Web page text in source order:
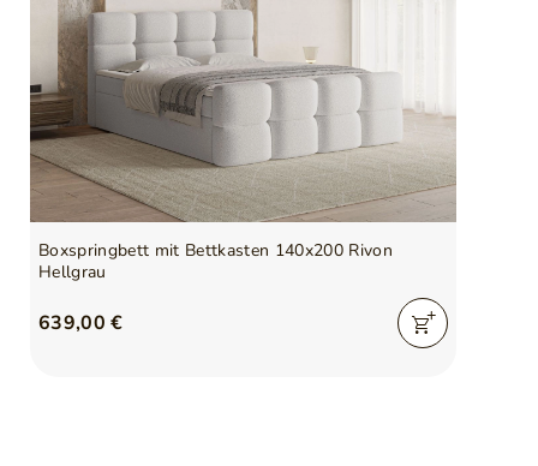
Boxspringbett mit Bettkasten 140x200 Rivon
Hellgrau
639,00 €